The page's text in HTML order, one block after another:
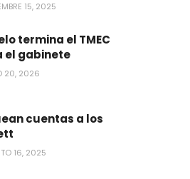
15, 2025
termina el TMEC
el gabinete
20, 2026
cuentas a los
16, 2025